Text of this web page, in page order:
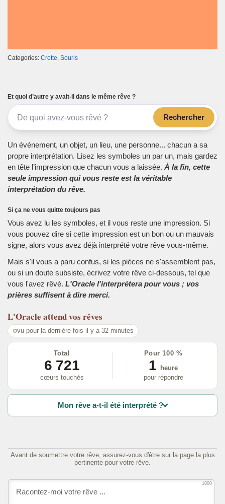
Categories: Crotte, Souris
Et quoi d’autre y avait-il dans le même rêve ?
Rechercher
Un événement, un objet, un lieu, une personne... chacun a sa
propre interprétation. Lisez les symboles un par un, mais gardez
en tête l’impression que chacun vous a laissée. À la fin, cette
seule impression qui vous reste est la véritable
interprétation du rêve.
Si ça ne vous quitte toujours pas
Vous avez lu les symboles, et il vous reste une impression. Si
vous pouvez dire si cette impression est un bon ou un mauvais
signe, alors vous avez déjà interprété votre rêve vous-même.
Mais s'il vous a paru confus, si les pièces ne s'assemblent pas,
ou si un doute subsiste, écrivez votre rêve ci-dessous, tel que
vous l'avez rêvé. L'Oracle l'interprétera pour vous ; vos
prières suffisent à dire merci.
L'Oracle attend vos rêves
vu pour la dernière fois il y a 32 minutes
Total
6 721
cœurs touchés
Pour 100 %
1
heure
pour répondre
Mon rêve a-t-il été interprété ?
Avant de soumettre votre rêve, assurez-vous d'être sur la page la plus
pertinente pour votre rêve.
1000